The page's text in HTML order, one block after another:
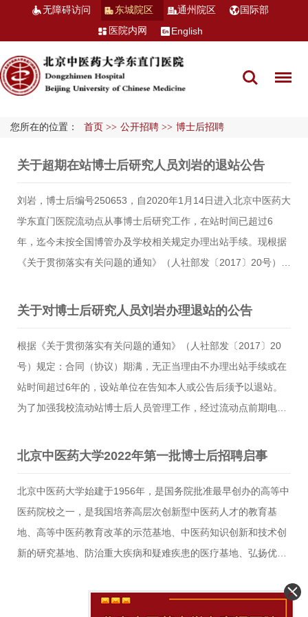
无障碍访问 东城院区 通州院区
国际部
医院内网
English
您所在的位置： 首页 >> 公开招聘 >> 博士后招聘
关于超期在站博士后研究人员刘岩的退站公告
刘岩，博士后编号250653，自2020年1月14日进入北京中医药大
学东直门医院流动点从事博士后研究工作，在站时间已超过6
年，迄今未按全国博管办及学校相关规定办理出站手续。现根据
《关于贯彻落实有关问题的通知》（人社部发〔2017〕20号）有
退站：合同（协议）期满，无正当理由不办理出站手续或在站时
告期自2026年1月14日至1月20日，公告结束后学校将对该博士
后予以退站。特此公告。 北京中医药大学东直门医院2026年1月
14日
关于对博士后研究人员刘岩办理退站的公告
根据《关于贯彻落实有关问题的通知》（人社部发〔2017〕20
号）规定：合同（协议）期满，无正当理由不办理出站手续或在
站时间超过6年的，设站单位在告知本人或公告后须予以退站。
为了加强我校流动站博士后人员管理工作，经过流动点前期电话
手续的刘岩作退站处理。基本情况公告如下：姓名博士后编号进
北京中医药大学人事处 东直门医院人事处2024年7月21日
北京中医药大学2022年第一批博士后招聘启事
北京中医药大学始建于1956年，是国务院批准最早创办的高等中
医药院校之一，是我国培养高层次创新型中医药人才的教育基
地、高等中医药教育改革的示范基地、中医药知识创新和技术创
新的研究基地、防治重大疾病和疑难疾患的医疗基地、弘扬优秀
校是唯一进入国家“211工程”和国家“985优势学科创新平台”建设
上一页 1 下一页